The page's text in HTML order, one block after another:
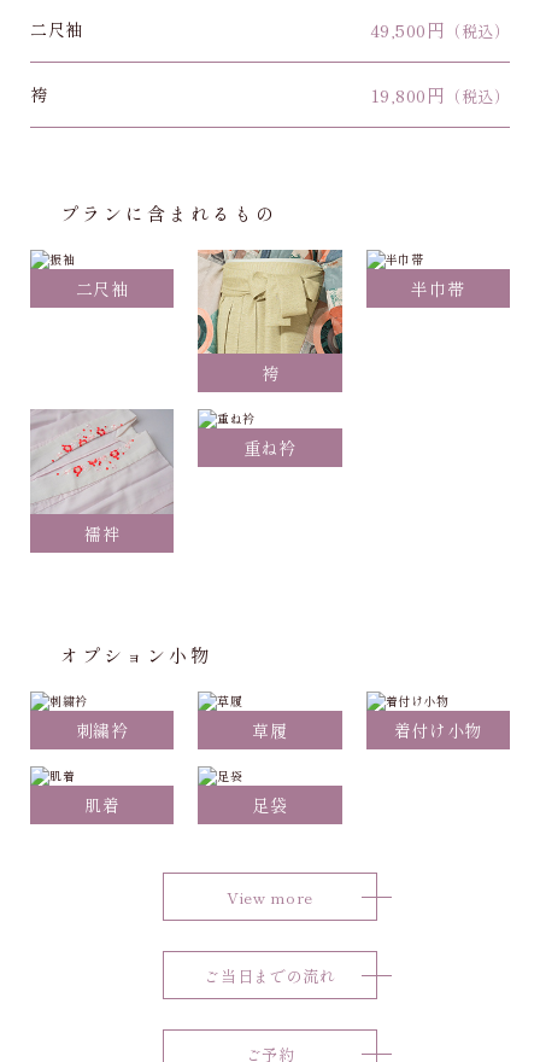
二尺袖 49,500円 （税込）
袴 19,800円 （税込）
プランに含まれるもの
二尺袖
袴
半巾帯
襦袢
重ね衿
オプション小物
刺繍衿 草履 着付け小物
肌着 足袋
View more
ご当日までの流れ
ご予約